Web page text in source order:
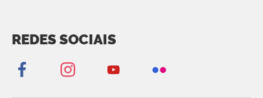
REDES SOCIAIS